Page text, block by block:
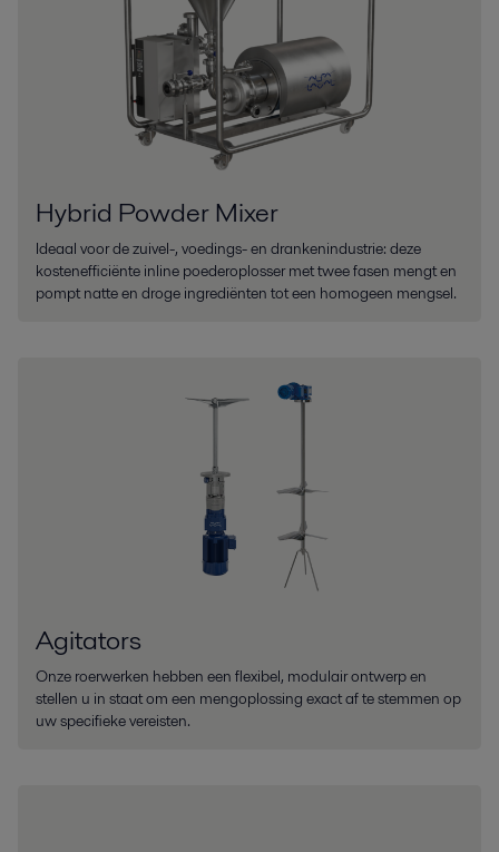
Hybrid Powder Mixer
Ideaal voor de zuivel-, voedings- en drankenindustrie: deze
kostenefficiënte inline poederoplosser met twee fasen mengt en
pompt natte en droge ingrediënten tot een homogeen mengsel.
Agitators
Onze roerwerken hebben een flexibel, modulair ontwerp en
stellen u in staat om een mengoplossing exact af te stemmen op
uw specifieke vereisten.